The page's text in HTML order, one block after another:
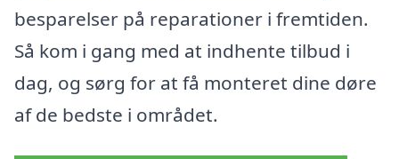
besparelser på reparationer i fremtiden.
Så kom i gang med at indhente tilbud i
dag, og sørg for at få monteret dine døre
af de bedste i området.